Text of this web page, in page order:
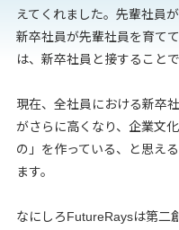
えてくれました。先輩社員
新卒社員が先輩社員を育て
は、新卒社員と接すること
現在、全社員における新卒
がさらに高くなり、企業文
の」を作っている、と思え
ます。
なにしろFutureRaysは第二